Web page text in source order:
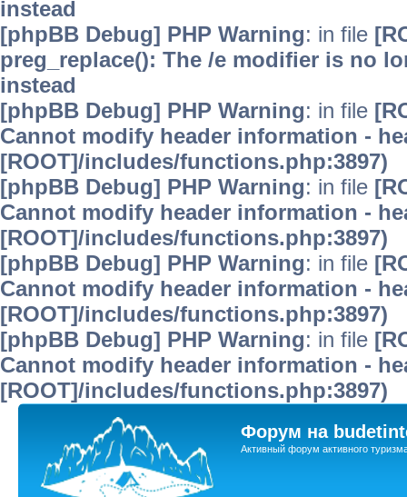
instead
[phpBB Debug] PHP Warning: in file
preg_replace(): The /e modifier is no
instead
[phpBB Debug] PHP Warning: in file
Cannot modify header information -
[ROOT]/includes/functions.php:3897)
[phpBB Debug] PHP Warning: in file
Cannot modify header information -
[ROOT]/includes/functions.php:3897)
[phpBB Debug] PHP Warning: in file
Cannot modify header information -
[ROOT]/includes/functions.php:3897)
[phpBB Debug] PHP Warning: in file
Cannot modify header information -
[ROOT]/includes/functions.php:3897)
Форум на
Активный форум активного